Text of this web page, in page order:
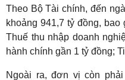
Theo Bộ Tài chính, đến
khoảng 941,7 tỷ đồng, bao
Thuế thu nhập doanh
hành chính gần 1 tỷ đồng;
Ngoài ra, đơn vị còn